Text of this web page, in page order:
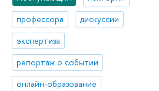
профессора
дискуссии
экспертиза
репортаж о событии
онлайн-образование